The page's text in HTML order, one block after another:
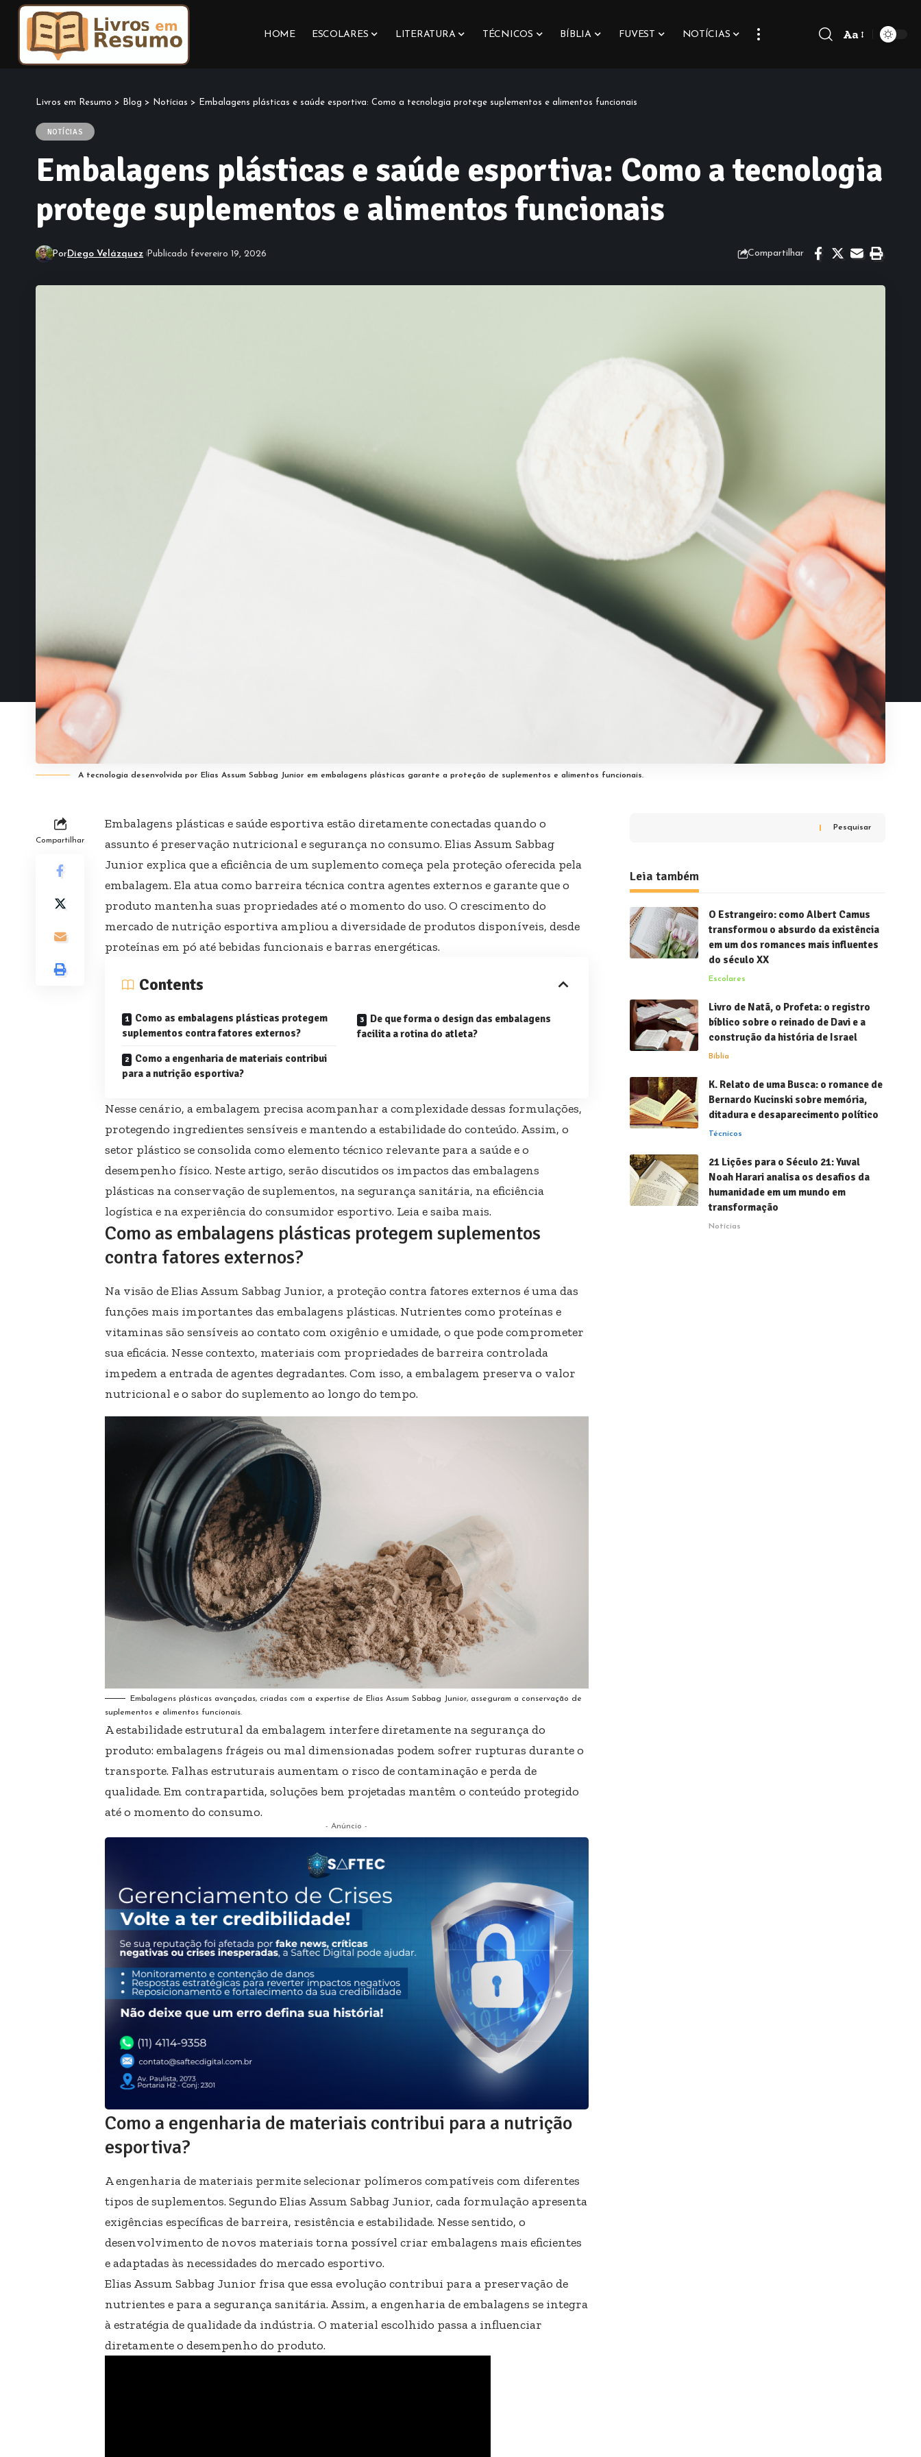
HOME ESCOLARES LITERATURA TÉCNICOS BÍBLIA FUVEST NOTÍCIAS
Font
Aa
Livros em Resumo > Blog > Notícias > Embalagens plásticas e saúde esportiva: Como a tecnologia protege suplementos e alimentos funcionais
NOTÍCIAS
Embalagens plásticas e saúde esportiva: Como a tecnologia
protege suplementos e alimentos funcionais
PorDiego Velázquez Publicado fevereiro 19, 2026 Compartilhar
A tecnologia desenvolvida por Elias Assum Sabbag Junior em embalagens plásticas garante a proteção de suplementos e alimentos funcionais.
Compartilhar
Embalagens plásticas e saúde esportiva estão diretamente conectadas quando o
assunto é preservação nutricional e segurança no consumo. Elias Assum Sabbag
Junior explica que a eficiência de um suplemento começa pela proteção oferecida pela
embalagem. Ela atua como barreira técnica contra agentes externos e garante que o
produto mantenha suas propriedades até o momento do uso. O crescimento do
mercado de nutrição esportiva ampliou a diversidade de produtos disponíveis, desde
proteínas em pó até bebidas funcionais e barras energéticas.
Contents
Como as embalagens plásticas protegem
suplementos contra fatores externos?
Como a engenharia de materiais contribui
para a nutrição esportiva?
De que forma o design das embalagens
facilita a rotina do atleta?
Nesse cenário, a embalagem precisa acompanhar a complexidade dessas formulações,
protegendo ingredientes sensíveis e mantendo a estabilidade do conteúdo. Assim, o
setor plástico se consolida como elemento técnico relevante para a saúde e o
desempenho físico. Neste artigo, serão discutidos os impactos das embalagens
plásticas na conservação de suplementos, na segurança sanitária, na eficiência
logística e na experiência do consumidor esportivo. Leia e saiba mais.
Como as embalagens plásticas protegem suplementos
contra fatores externos?
Na visão de Elias Assum Sabbag Junior, a proteção contra fatores externos é uma das
funções mais importantes das embalagens plásticas. Nutrientes como proteínas e
vitaminas são sensíveis ao contato com oxigênio e umidade, o que pode comprometer
sua eficácia. Nesse contexto, materiais com propriedades de barreira controlada
impedem a entrada de agentes degradantes. Com isso, a embalagem preserva o valor
nutricional e o sabor do suplemento ao longo do tempo.
Embalagens plásticas avançadas, criadas com a expertise de Elias Assum Sabbag Junior, asseguram a conservação de
suplementos e alimentos funcionais.
A estabilidade estrutural da embalagem interfere diretamente na segurança do
produto: embalagens frágeis ou mal dimensionadas podem sofrer rupturas durante o
transporte. Falhas estruturais aumentam o risco de contaminação e perda de
qualidade. Em contrapartida, soluções bem projetadas mantêm o conteúdo protegido
até o momento do consumo.
- Anúncio -
Como a engenharia de materiais contribui para a nutrição
esportiva?
A engenharia de materiais permite selecionar polímeros compatíveis com diferentes
tipos de suplementos. Segundo Elias Assum Sabbag Junior, cada formulação apresenta
exigências específicas de barreira, resistência e estabilidade. Nesse sentido, o
desenvolvimento de novos materiais torna possível criar embalagens mais eficientes
e adaptadas às necessidades do mercado esportivo.
Elias Assum Sabbag Junior frisa que essa evolução contribui para a preservação de
nutrientes e para a segurança sanitária. Assim, a engenharia de embalagens se integra
à estratégia de qualidade da indústria. O material escolhido passa a influenciar
diretamente o desempenho do produto.
Pesquisar
Leia também
O Estrangeiro: como Albert Camus
transformou o absurdo da existência
em um dos romances mais influentes
do século XX
Escolares
Livro de Natã, o Profeta: o registro
bíblico sobre o reinado de Davi e a
construção da história de Israel
Bíblia
K. Relato de uma Busca: o romance de
Bernardo Kucinski sobre memória,
ditadura e desaparecimento político
Técnicos
21 Lições para o Século 21: Yuval
Noah Harari analisa os desafios da
humanidade em um mundo em
transformação
Notícias